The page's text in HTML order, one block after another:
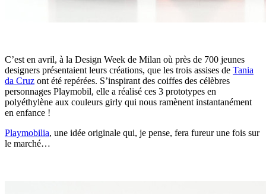
C’est en avril, à la Design Week de Milan où près de 700 jeunes
designers présentaient leurs créations, que les trois assises de Tania
da Cruz ont été repérées. S’inspirant des coiffes des célèbres
personnages Playmobil, elle a réalisé ces 3 prototypes en
polyéthylène aux couleurs girly qui nous ramènent instantanément
en enfance !
Playmobilia, une idée originale qui, je pense, fera fureur une fois sur
le marché…